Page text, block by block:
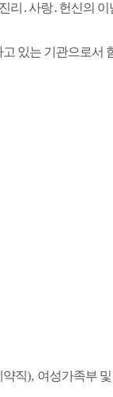
리 ․사랑․ 헌신의 이
있는 기관으로서
약직), 여성가족부